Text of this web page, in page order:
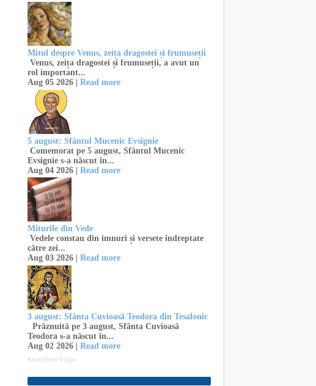
Mitul despre Venus, zeița dragostei și frumuseții
Venus, zeița dragostei și frumuseții, a avut un
rol important...
Aug 05 2026 | Read more
5 august: Sfântul Mucenic Evsignie
Comemorat pe 5 august, Sfântul Mucenic
Evsignie s-a născut în...
Aug 04 2026 | Read more
Miturile din Vede
Vedele constau din imnuri și versete îndreptate
către zei...
Aug 03 2026 | Read more
3 august: Sfânta Cuvioasă Teodora din Tesalonic
Prăznuită pe 3 august, Sfânta Cuvioasă
Teodora s-a născut în...
Aug 02 2026 | Read more
Recent Posts Widget